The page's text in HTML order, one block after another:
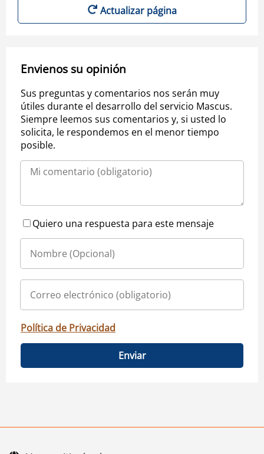
Actualizar página
Envienos su opinión
Sus preguntas y comentarios nos serán muy
útiles durante el desarrollo del servicio Mascus.
Siempre leemos sus comentarios y, si usted lo
solicita, le respondemos en el menor tiempo
posible.
Quiero una respuesta para este mensaje
Política de Privacidad
Enviar